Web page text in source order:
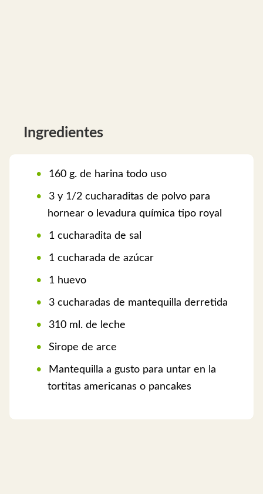
Ingredientes
160 g. de harina todo uso
3 y 1/2 cucharaditas de polvo para
hornear o levadura química tipo royal
1 cucharadita de sal
1 cucharada de azúcar
1 huevo
3 cucharadas de mantequilla derretida
310 ml. de leche
Sirope de arce
Mantequilla a gusto para untar en la
tortitas americanas o pancakes